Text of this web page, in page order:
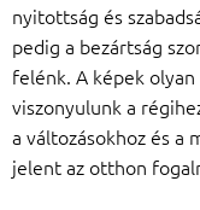
nyitottság és
pedig a bezártság
felénk. A képek
viszonyulunk a
a változásokhoz és
jelent az otthon